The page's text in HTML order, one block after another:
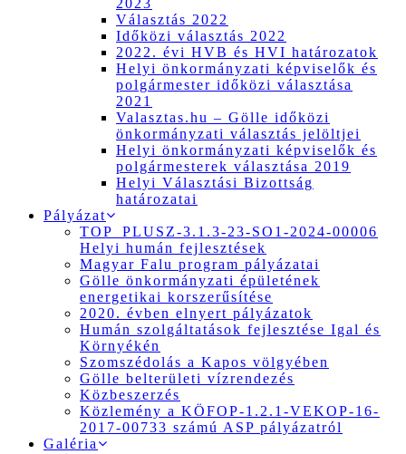
2023
Választás 2022
Időközi választás 2022
2022. évi HVB és HVI határozatok
Helyi önkormányzati képviselők és
polgármester időközi választása
2021
Valasztas.hu – Gölle időközi
önkormányzati választás jelöltjei
Helyi önkormányzati képviselők és
polgármesterek választása 2019
Helyi Választási Bizottság
határozatai
Pályázat
TOP_PLUSZ-3.1.3-23-SO1-2024-00006
Helyi humán fejlesztések
Magyar Falu program pályázatai
Gölle önkormányzati épületének
energetikai korszerűsítése
2020. évben elnyert pályázatok
Humán szolgáltatások fejlesztése Igal és
Környékén
Szomszédolás a Kapos völgyében
Gölle belterületi vízrendezés
Közbeszerzés
Közlemény a KÖFOP-1.2.1-VEKOP-16-
2017-00733 számú ASP pályázatról
Galéria